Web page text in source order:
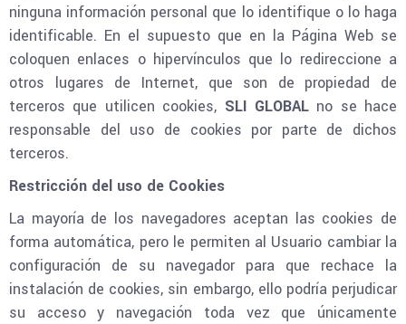
ninguna información personal que lo identifique o lo haga
identificable. En el supuesto que en la Página Web se
coloquen enlaces o hipervínculos que lo redireccione a
otros lugares de Internet, que son de propiedad de
terceros que utilicen cookies, SLI GLOBALno se hace
responsable del uso de cookies por parte de dichos
terceros.
Restricción del uso de Cookies
La mayoría de los navegadores aceptan las cookies de
forma automática, pero le permiten al Usuario cambiar la
configuración de su navegador para que rechace la
instalación de cookies, sin embargo, ello podría perjudicar
su acceso y navegación toda vez que únicamente